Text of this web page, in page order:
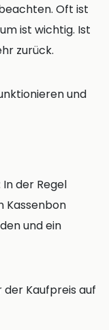
Oft ist
ist wichtig. Ist
zurück.
und
der Regel
Kassenbon
und ein
Kaufpreis auf